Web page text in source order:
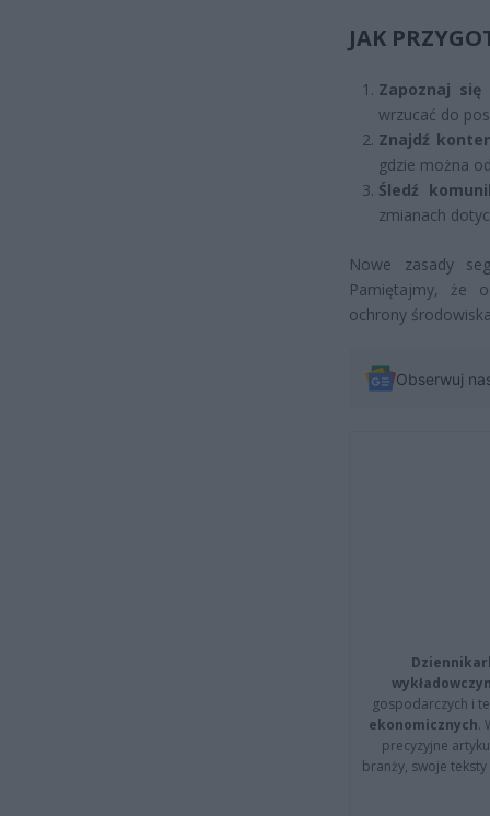
JAK
Zapoznaj
wrzucać do
Znajdź
gdzie można
Śledź
zmianach
Nowe zasady
Pamiętajmy, że
ochrony
Obserwuj
gospodarczych i
ekonomicznych.
precyzyjne
branży, swoje